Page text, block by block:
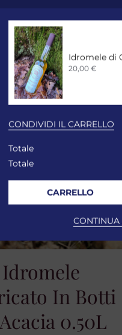
Idromele
In Botti
0.50L
Idromele di
20,00 €
CONDIVIDI IL CARRELLO
Totale
Totale
CARRELLO
CONTINUA